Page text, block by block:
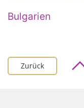
Bulgarien
Zurück